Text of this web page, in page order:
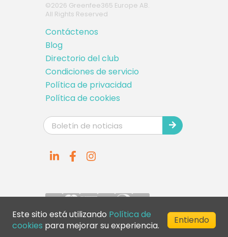
©2026 Greenfee365 Europe AB.
All Rights Reserved
Contáctenos
Blog
Directorio del club
Condiciones de servicio
Política de privacidad
Política de cookies
Este sitio está utilizando Política de
cookies para mejorar su experiencia. Entiendo